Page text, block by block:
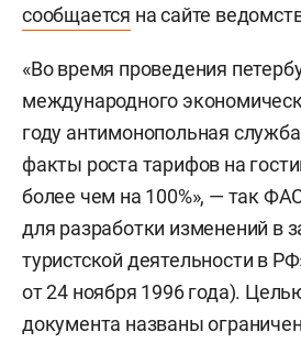
сообщается на сайте
«Во время проведения
международного
году антимонопольная
факты роста тарифов на
более чем на 100%», — так
для разработки изменений в
туристской деятельности в
от 24 ноября 1996 года).
документа названы